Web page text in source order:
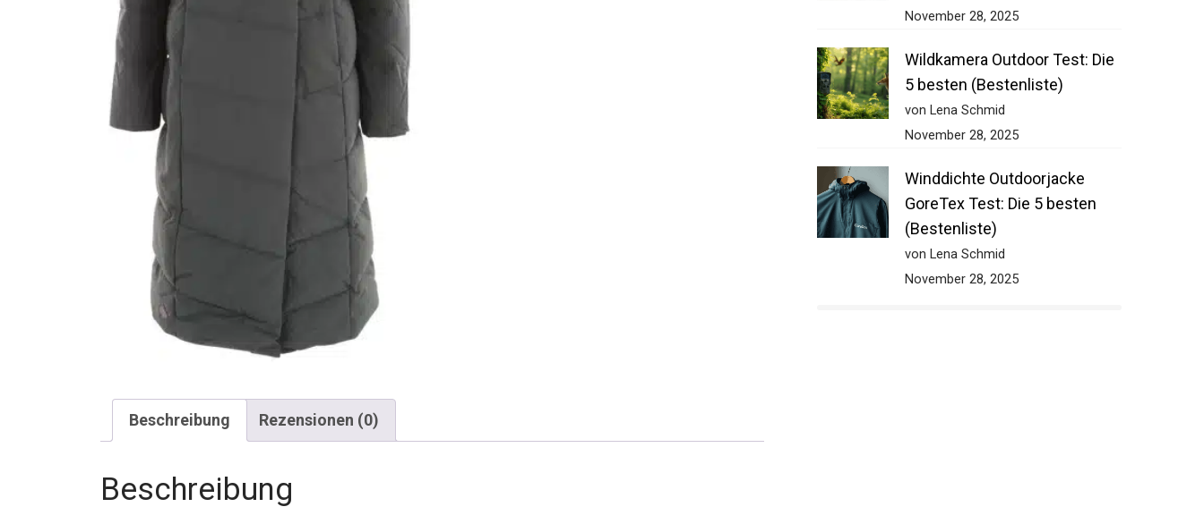
Beschreibung Rezensionen (0)
Beschreibung
November 28, 2025
Wildkamera Outdoor Test: Die
5 besten (Bestenliste)
von Lena Schmid
November 28, 2025
Winddichte Outdoorjacke
GoreTex Test: Die 5 besten
(Bestenliste)
von Lena Schmid
November 28, 2025